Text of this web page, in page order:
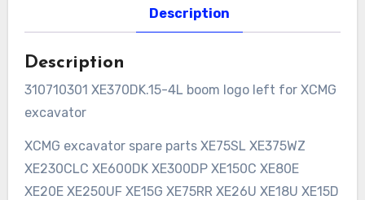
Description
Description
310710301 XE370DK.15-4L boom logo left for XCMG
excavator
XCMG excavator spare parts XE75SL XE375WZ
XE230CLC XE600DK XE300DP XE150C XE80E
XE20E XE250UF XE15G XE75RR XE26U XE18U XE15D